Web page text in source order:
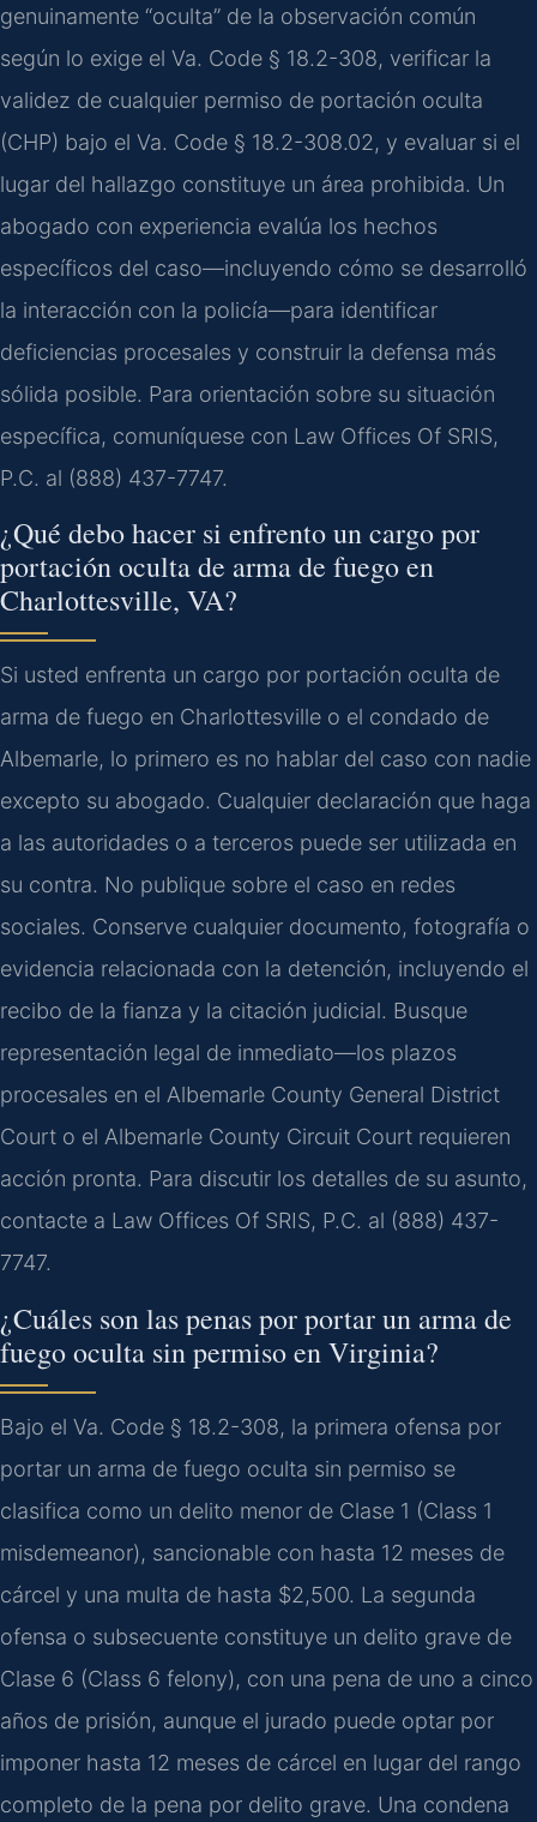
genuinamente “oculta” de la observación común
según lo exige el Va. Code § 18.2-308, verificar la
validez de cualquier permiso de portación oculta
(CHP) bajo el Va. Code § 18.2-308.02, y evaluar si el
lugar del hallazgo constituye un área prohibida. Un
abogado con experiencia evalúa los hechos
específicos del caso—incluyendo cómo se desarrolló
la interacción con la policía—para identificar
deficiencias procesales y construir la defensa más
sólida posible. Para orientación sobre su situación
específica, comuníquese con Law Offices Of SRIS,
P.C. al (888) 437-7747.
¿Qué debo hacer si enfrento un cargo por
portación oculta de arma de fuego en
Charlottesville, VA?
Si usted enfrenta un cargo por portación oculta de
arma de fuego en Charlottesville o el condado de
Albemarle, lo primero es no hablar del caso con nadie
excepto su abogado. Cualquier declaración que haga
a las autoridades o a terceros puede ser utilizada en
su contra. No publique sobre el caso en redes
sociales. Conserve cualquier documento, fotografía o
evidencia relacionada con la detención, incluyendo el
recibo de la fianza y la citación judicial. Busque
representación legal de inmediato—los plazos
procesales en el Albemarle County General District
Court o el Albemarle County Circuit Court requieren
acción pronta. Para discutir los detalles de su asunto,
contacte a Law Offices Of SRIS, P.C. al (888) 437-
7747.
¿Cuáles son las penas por portar un arma de
fuego oculta sin permiso en Virginia?
Bajo el Va. Code § 18.2-308, la primera ofensa por
portar un arma de fuego oculta sin permiso se
clasifica como un delito menor de Clase 1 (Class 1
misdemeanor), sancionable con hasta 12 meses de
cárcel y una multa de hasta $2,500. La segunda
ofensa o subsecuente constituye un delito grave de
Clase 6 (Class 6 felony), con una pena de uno a cinco
años de prisión, aunque el jurado puede optar por
imponer hasta 12 meses de cárcel en lugar del rango
completo de la pena por delito grave. Una condena